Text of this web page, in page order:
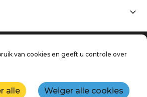
van cookies en geeft u controle over
alle Weiger alle cookies